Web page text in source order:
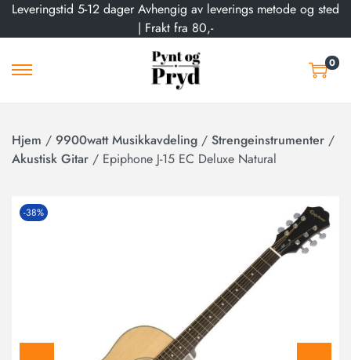
Leveringstid 5-12 dager Avhengig av leverings metode og sted
| Frakt fra 80,-
0
Hjem / 9900watt Musikkavdeling / Strengeinstrumenter /
Akustisk Gitar / Epiphone J-15 EC Deluxe Natural
-38%